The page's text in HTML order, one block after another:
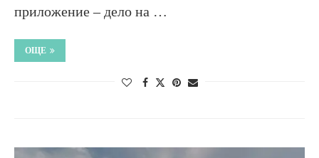
приложение – дело на …
ОЩЕ